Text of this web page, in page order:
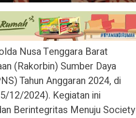
Nusa Tenggara Barat
(Rakorbin) Sumber Daya
Tahun Anggaran 2024, di
12/2024). Kegiatan ini
Berintegritas Menuju Society